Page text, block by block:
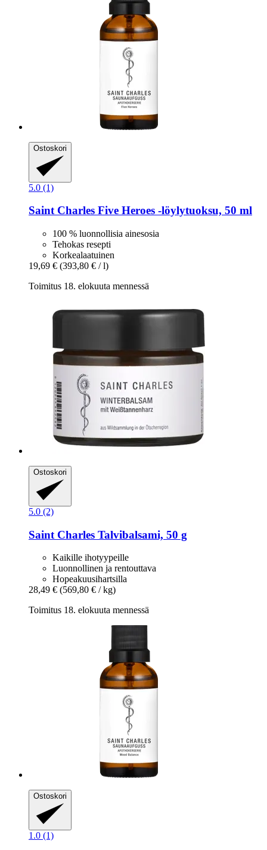
Ostoskori
5.0 (1)
Saint Charles Five Heroes -​löylytuoksu, 50 ml
100 % luonnollisia ainesosia
Tehokas resepti
Korkealaatuinen
19,69 € (393,80 € / l)
Toimitus 18. elokuuta mennessä
Ostoskori
5.0 (2)
Saint Charles Talvibalsami, 50 g
Kaikille ihotyypeille
Luonnollinen ja rentouttava
Hopeakuusihartsilla
28,49 € (569,80 € / kg)
Toimitus 18. elokuuta mennessä
Ostoskori
1.0 (1)